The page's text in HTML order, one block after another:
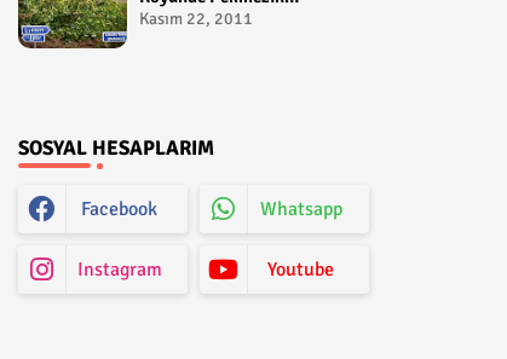
Hikayesi:Gezen Bilir Kontv
Kasım 22, 2011
SOSYAL HESAPLARIM
Facebook Whatsapp
Instagram Youtube